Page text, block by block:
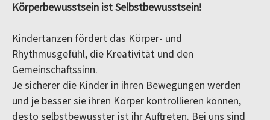
Körperbewusstsein ist Selbstbewusstsein!
Kindertanzen fördert das Körper- und
Rhythmusgefühl, die Kreativität und den
Gemeinschaftssinn.
Je sicherer die Kinder in ihren Bewegungen werden
und je besser sie ihren Körper kontrollieren können,
desto selbstbewusster ist ihr Auftreten. Bei uns sind